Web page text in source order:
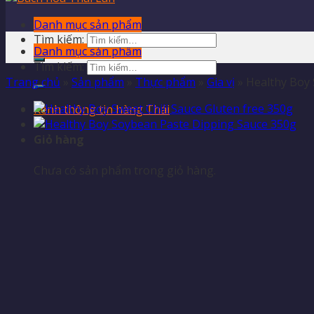
Danh mục sản phẩm
Danh mục sản phẩm
Tìm kiếm:
Kênh thông tin hàng Thái
Tìm kiếm:
Trang chủ Sản phẩm Thực phẩm Gia vị